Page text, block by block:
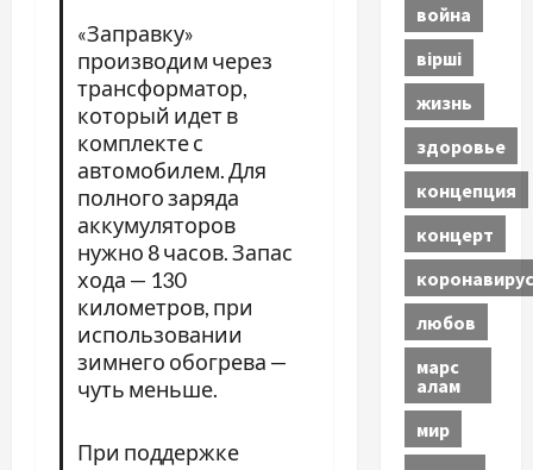
«Заправку»
производим через
трансформатор,
который идет в
комплекте с
автомобилем. Для
полного заряда
аккумуляторов
нужно 8 часов. Запас
хода — 130
километров, при
использовании
зимнего обогрева —
чуть меньше.
При поддержке
война
вірші
жизнь
здоровье
концепция
концерт
коронавирус
любов
марс
алам
мир